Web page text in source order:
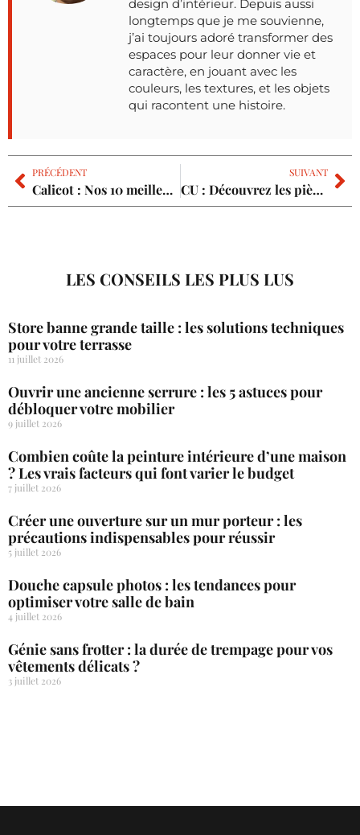
design d’intérieur. Depuis aussi
longtemps que je me souvienne,
j’ai toujours adoré transformer des
espaces pour leur donner vie et
caractère, en jouant avec les
couleurs, les textures, et les objets
qui racontent une histoire.
PRÉCÉDENT
Calicot : Nos 10 meilleurs conseils pour une pose parfaite
SUIVANT
CU : Découvrez les pièges à éviter pour l’obtention de votre certificat d’urbanisme
LES CONSEILS LES PLUS LUS
Store banne grande taille : les solutions techniques
pour votre terrasse
11 juillet 2026
Ouvrir une ancienne serrure : les 5 astuces pour
débloquer votre mobilier
9 juillet 2026
Combien coûte la peinture intérieure d’une maison
? Les vrais facteurs qui font varier le budget
7 juillet 2026
Créer une ouverture sur un mur porteur : les
précautions indispensables pour réussir
5 juillet 2026
Douche capsule photos : les tendances pour
optimiser votre salle de bain
4 juillet 2026
Génie sans frotter : la durée de trempage pour vos
vêtements délicats ?
3 juillet 2026